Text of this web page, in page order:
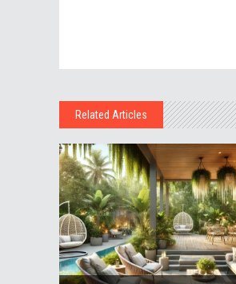
Related Articles